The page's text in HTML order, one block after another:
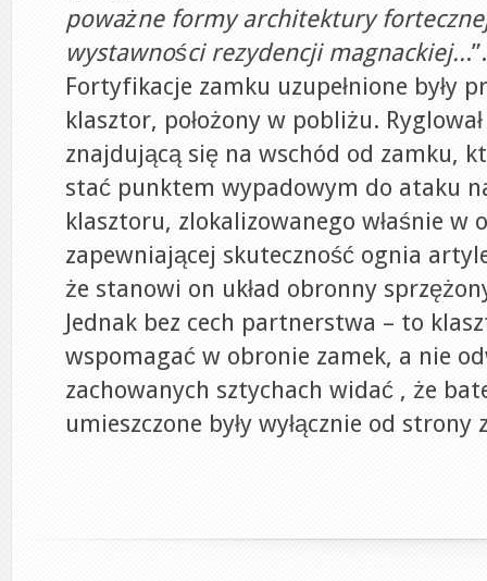
poważne formy architektury
wystawności rezydencji magnackiej...”.
Fortyfikacje zamku uzupełnione były
klasztor, położony w pobliżu.
znajdującą się na wschód od zamku,
stać punktem wypadowym do ataku
klasztoru, zlokalizowanego właśnie w
zapewniającej skuteczność ognia
że stanowi on układ obronny
Jednak bez cech partnerstwa – to
wspomagać w obronie zamek, a nie
zachowanych sztychach widać , że
umieszczone były wyłącznie od strony